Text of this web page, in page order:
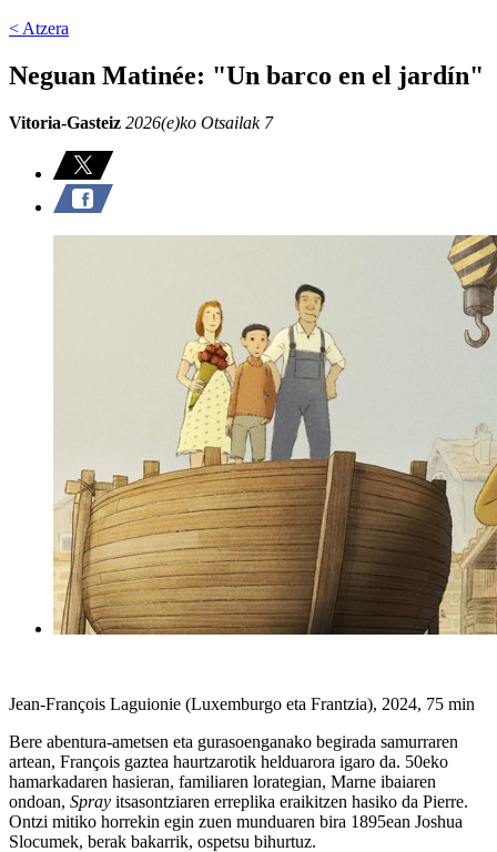
< Atzera
Neguan Matinée: "Un barco en el jardín"
Vitoria-Gasteiz 2026(e)ko Otsailak 7
Jean-François Laguionie (Luxemburgo eta Frantzia), 2024, 75 min
Bere abentura-ametsen eta gurasoenganako begirada samurraren
artean, François gaztea haurtzarotik helduarora igaro da. 50eko
hamarkadaren hasieran, familiaren lorategian, Marne ibaiaren
ondoan, Spray itsasontziaren erreplika eraikitzen hasiko da Pierre.
Ontzi mitiko horrekin egin zuen munduaren bira 1895ean Joshua
Slocumek, berak bakarrik, ospetsu bihurtuz.